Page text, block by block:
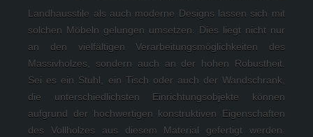
Landhausstile als auch moderne Designs lassen sich mit
solchen Möbeln gelungen umsetzen. Dies liegt nicht nur
an den vielfältigen Verarbeitungsmöglichkeiten des
Massivholzes, sondern auch an der hohen Robustheit.
Sei es ein Stuhl, ein Tisch oder auch der Wandschrank,
die unterschiedlichsten Einrichtungsobjekte können
aufgrund der hochwertigen konstruktiven Eigenschaften
des Vollholzes aus diesem Material gefertigt werden.